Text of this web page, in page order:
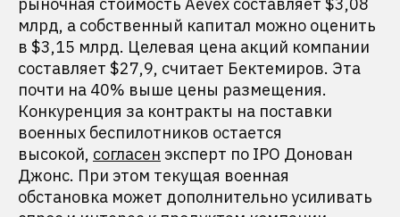
млрд, а собственный капитал можно оценить
в $3,15 млрд. Целевая цена акций компании
составляет $27,9, считает Бектемиров. Эта
почти на 40% выше цены размещения.
Конкуренция за контракты на поставки
военных беспилотников остается
высокой, согласен эксперт по IPO Донован
Джонс. При этом текущая военная
обстановка может дополнительно усиливать